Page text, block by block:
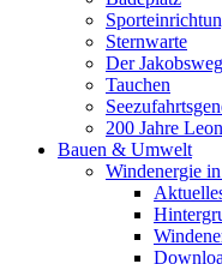
Sternwarte
Der Jakobsweg
Tauchen
200 Jahre
Bauen & Umwelt
Windenergie